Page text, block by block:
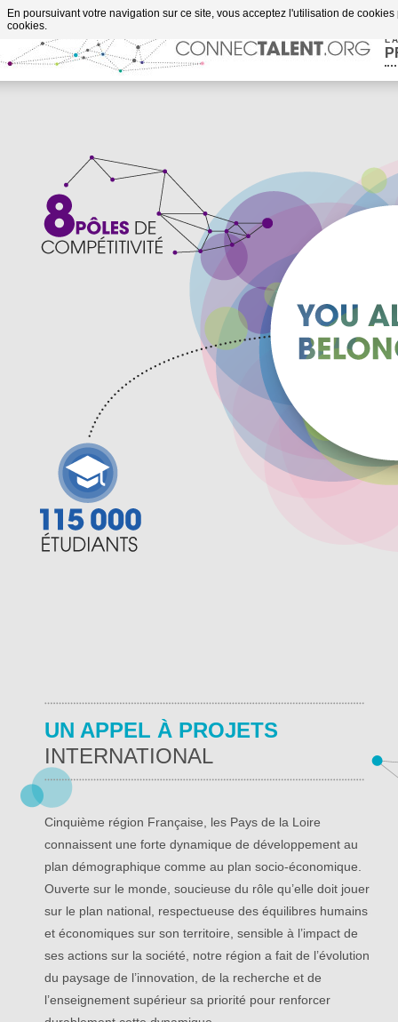
En poursuivant votre navigation sur ce site, vous acceptez l'utilisation de
cookies.
Aller au contenu
UN APPEL À PROJETS
INTERNATIONAL
Cinquième région Française, les Pays de la Loire
connaissent une forte dynamique de développement au
plan démographique comme au plan socio-économique.
Ouverte sur le monde, soucieuse du rôle qu’elle doit jouer
sur le plan national, respectueuse des équilibres humains
et économiques sur son territoire, sensible à l’impact de
ses actions sur la société, notre région a fait de l’évolution
du paysage de l’innovation, de la recherche et de
l’enseignement supérieur sa priorité pour renforcer